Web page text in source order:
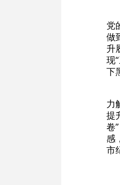
党
做
升
现
下
力
提
卷
感
市